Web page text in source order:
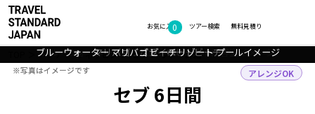
お気に入り
0 無料見積り
ツアー検索
アジア フィリピン セブ ツアー詳細
セブ 6日間
アレンジOK
ブルーウォーター マリバゴ ビーチリゾート 客室イメージ
マリバゴ ロビー
マリバゴ プライベートビーチ
ブルーウォーター マリバゴ ビーチリゾート プールイメージ
ブルーウォーター マリバゴ ビーチリゾート レストランイメージ
フォトギャラリー
※写真はイメージです
※写真はイメージです